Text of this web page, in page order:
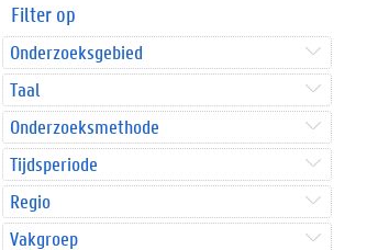
Filter op
Onderzoeksgebied
Taal
Onderzoeksmethode
Tijdsperiode
Regio
Vakgroep